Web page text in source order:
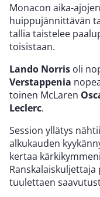
Monacon aika-
huippujännittävän
tallia taistelee
toisistaan.
Lando Norris oli
Verstappenia
toinen McLaren
Leclerc.
Session yllätys
alkukauden
kertaa
tuulettaen